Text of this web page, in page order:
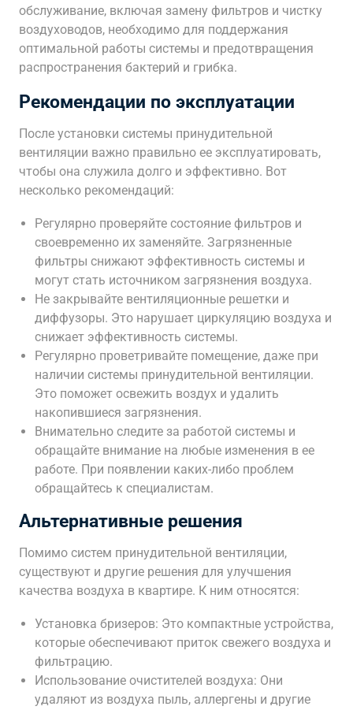
обслуживание, включая замену фильтров и чистку
воздуховодов, необходимо для поддержания
оптимальной работы системы и предотвращения
распространения бактерий и грибка.
Рекомендации по эксплуатации
После установки системы принудительной
вентиляции важно правильно ее эксплуатировать,
чтобы она служила долго и эффективно. Вот
несколько рекомендаций:
Регулярно проверяйте состояние фильтров и
своевременно их заменяйте. Загрязненные
фильтры снижают эффективность системы и
могут стать источником загрязнения воздуха.
Не закрывайте вентиляционные решетки и
диффузоры. Это нарушает циркуляцию воздуха и
снижает эффективность системы.
Регулярно проветривайте помещение, даже при
наличии системы принудительной вентиляции.
Это поможет освежить воздух и удалить
накопившиеся загрязнения.
Внимательно следите за работой системы и
обращайте внимание на любые изменения в ее
работе. При появлении каких-либо проблем
обращайтесь к специалистам.
Альтернативные решения
Помимо систем принудительной вентиляции,
существуют и другие решения для улучшения
качества воздуха в квартире. К ним относятся:
Установка бризеров: Это компактные устройства,
которые обеспечивают приток свежего воздуха и
фильтрацию.
Использование очистителей воздуха: Они
удаляют из воздуха пыль, аллергены и другие